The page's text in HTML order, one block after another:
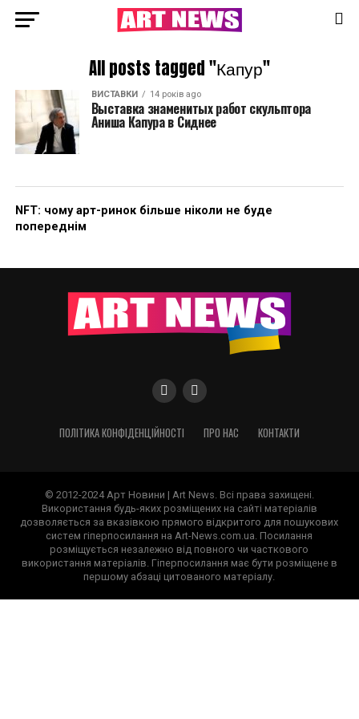
All posts tagged "Капур"
ВИСТАВКИ 14 років ago
Выставка знаменитых работ скульптора
Аниша Капура в Сиднее
NFT: чому арт-ринок більше ніколи не буде
попереднім
ПОЛІТИКА КОНФІДЕНЦІЙНОСТІ ПРО НАС КОНТАКТИ
© 2012-2024 Арт Новини | Art News. Всі права захищені.
Використання будь-яких розміщених на сайті матеріалів
дозволяється за вказівкою прямого відкритого для пошукових
систем гіперпосилання на Art-News.com.ua. Посилання
розміщується незалежно від повного чи часткового
використання матеріалів. Гіперпосилання має бути розміщене в
першому абзаці цитованого матеріалу.